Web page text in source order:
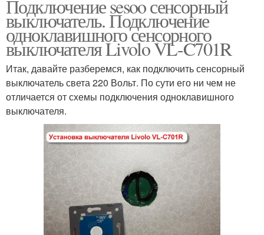
Подключение sesoo сенсорный
выключатель. Подключение
одноклавишного сенсорного
выключателя Livolo VL-C701R
Итак, давайте разберемся, как подключить сенсорный
выключатель света 220 Вольт. По сути его ни чем не
отличается от схемы подключения одноклавишного
выключателя.